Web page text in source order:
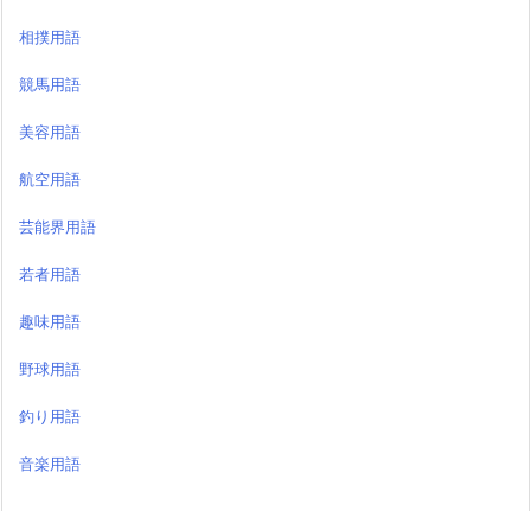
相撲用語
競馬用語
美容用語
航空用語
芸能界用語
若者用語
趣味用語
野球用語
釣り用語
音楽用語